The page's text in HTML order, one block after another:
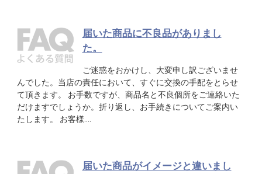
届いた商品に不良品がありまし
た。
ご迷惑をおかけし、大変申し訳ございませ
んでした。当店の責任において、すぐに交換の手配をとらせ
て頂きます。 お手数ですが、商品名と不良個所をご連絡いた
だけますでしょうか。折り返し、お手続きについてご案内い
たします。 お客様….
届いた商品がイメージと違いまし